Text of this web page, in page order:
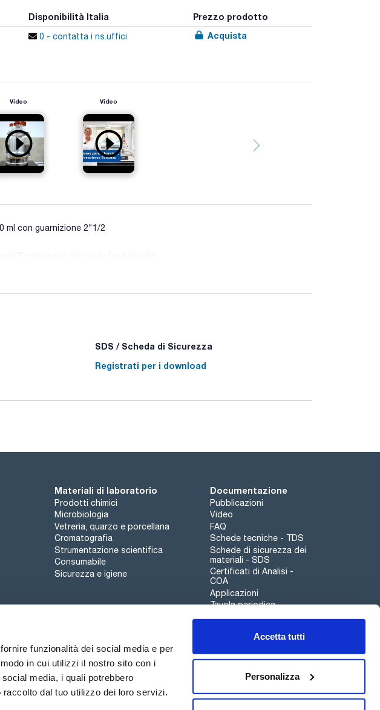
funzionalità dei social media e per
in cui utilizzi il nostro sito con i
media, i quali potrebbero
dal tuo utilizzo dei loro servizi.
Accetta tutti
Personalizza
Disponibilità Italia Prezzo prodotto
0 - contatta i ns.uffici Acquista
Video Video
ml con guarnizione 2"1/2
SDS / Scheda di Sicurezza
Registrati per i download
Materiali di laboratorio
Prodotti chimici
Microbiologia
Vetreria, quarzo e porcellana
Cromatografia
Strumentazione scientifica
Consumabile
Sicurezza e igiene
Documentazione
Pubblicazioni
Video
FAQ
Schede tecniche - TDS
Schede di sicurezza dei
materiali - SDS
Certificati di Analisi -
COA
Applicazioni
Tavola periodica
Canale di segnalazioni
Novità
Politica sulla riservatezza Qualità Sostenibilità